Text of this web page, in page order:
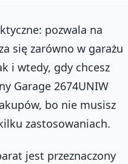
pozwala na
się zarówno w garażu
i wtedy, gdy chcesz
Garage 2674UNIW
bo nie musisz
zastosowaniach.
jest przeznaczony